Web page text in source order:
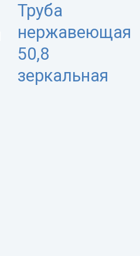
Труба
нержавеющая
50,8
зеркальная